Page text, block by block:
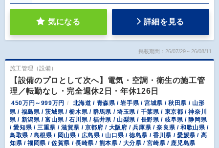
気になる 詳細を見る
掲載期間：26/07/29～26/08/11
施工管理（設備）
【設備のプロとして次へ】電気・空調・衛生の施工管
理／転勤なし・完全週休2日・年休126日
450万円～999万円
北海道 / 青森県 / 岩手県 / 宮城県 / 秋田県 / 山形
県 / 福島県 / 茨城県 / 栃木県 / 群馬県 / 埼玉県 / 千葉県 / 東京都 / 神奈川
県 / 新潟県 / 富山県 / 石川県 / 福井県 / 山梨県 / 長野県 / 岐阜県 / 静岡県
/ 愛知県 / 三重県 / 滋賀県 / 京都府 / 大阪府 / 兵庫県 / 奈良県 / 和歌山県 /
鳥取県 / 島根県 / 岡山県 / 広島県 / 山口県 / 徳島県 / 香川県 / 愛媛県 / 高
知県 / 福岡県 / 佐賀県 / 長崎県 / 熊本県 / 大分県 / 宮崎県 / 鹿児島県